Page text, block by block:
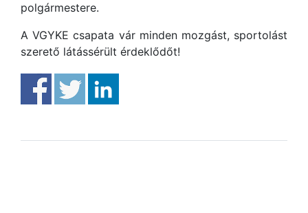
polgármestere.
A VGYKE csapata vár minden mozgást, sportolást
szerető látássérült érdeklődőt!